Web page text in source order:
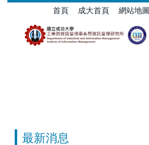
首頁 成大首頁 網站地圖
最新消息